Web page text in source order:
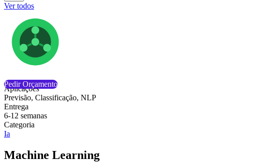
Ver todos
Pedir Orçamento
Aplicações
Previsão, Classificação, NLP
Entrega
6-12 semanas
Categoria
Ia
Machine Learning